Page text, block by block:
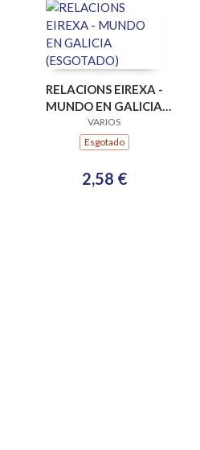
RELACIONS EIREXA -
MUNDO EN GALICIA
(ESGOTADO)
VARIOS
Esgotado
2,58 €